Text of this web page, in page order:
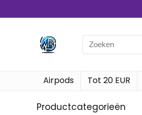
Search
for:
Airpods Tot 20 EUR
Productcategorieën